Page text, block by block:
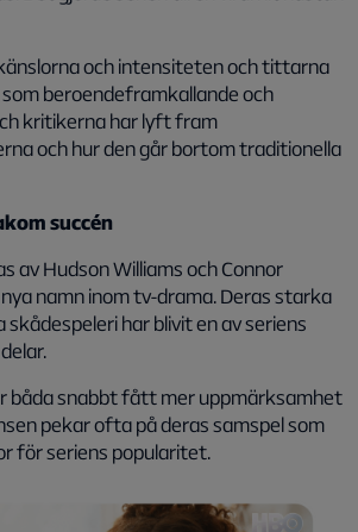
och intensiteten och tittarna
beroendeframkallande och
kritikerna har lyft fram
och hur den går bortom traditionella
succén
av Hudson Williams och Connor
namn inom tv-drama. Deras starka
har blivit en av seriens
båda snabbt fått mer uppmärksamhet
pekar ofta på deras samspel som
för seriens popularitet.